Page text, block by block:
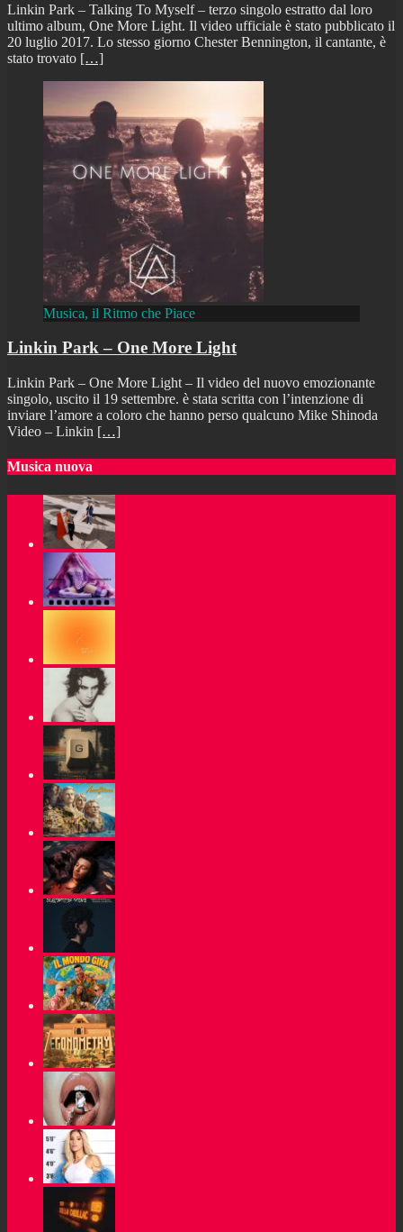
Linkin Park – Talking To Myself – terzo singolo estratto dal loro
ultimo album, One More Light. Il video ufficiale è stato pubblicato il
20 luglio 2017. Lo stesso giorno Chester Bennington, il cantante, è
stato trovato […]
Musica, il Ritmo che Piace
Linkin Park – One More Light
Linkin Park – One More Light – Il video del nuovo emozionante
singolo, uscito il 19 settembre. è stata scritta con l’intenzione di
inviare l’amore a coloro che hanno perso qualcuno Mike Shinoda
Video – Linkin […]
Musica nuova